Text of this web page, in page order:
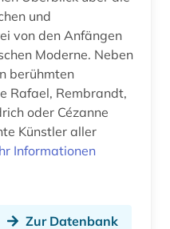
(1)
und
von den Anfängen
Moderne. Neben
berühmten
Rafael, Rembrandt,
oder Cézanne
Künstler aller
Informationen
Zur Datenbank